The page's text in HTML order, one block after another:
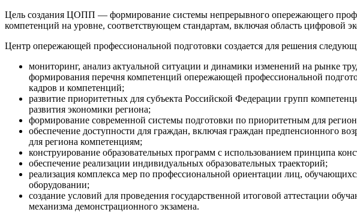
Цель создания ЦОПП — формирование системы непрерывного опережающего
компетенций на уровне, соответствующем стандартам, включая область цифровой
Центр опережающей профессиональной подготовки создается для решения
мониторинг, анализ актуальной ситуации и динамики изменений на рынке
формирования перечня компетенций опережающей профессиональной
кадров и компетенций;
развитие приоритетных для субъекта Российской Федерации групп
развития экономики региона;
формирование современной системы подготовки по приоритетным для
обеспечение доступности для граждан, включая граждан предпенсионного
для региона компетенциям;
конструирование образовательных программ с использованием принципа
обеспечение реализации индивидуальных образовательных траекторий;
реализация комплекса мер по профессиональной ориентации лиц,
оборудовании;
создание условий для проведения государственной итоговой аттестации
механизма демонстрационного экзамена.